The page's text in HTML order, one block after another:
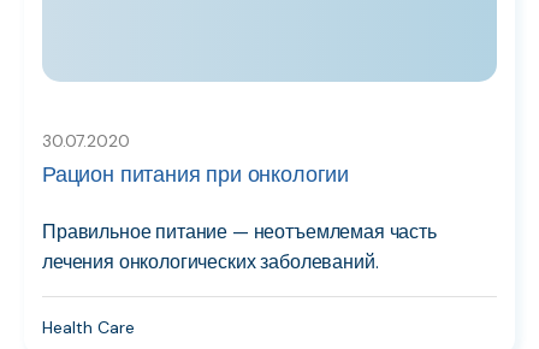
30.07.2020
Рацион питания при онкологии
Правильное питание — неотъемлемая часть
лечения онкологических заболеваний.
Health Care